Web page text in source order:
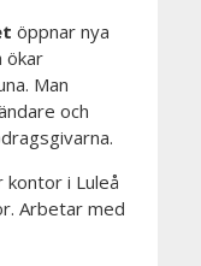
öppnar nya
ökar
Man
och
kontor i Luleå
Arbetar med